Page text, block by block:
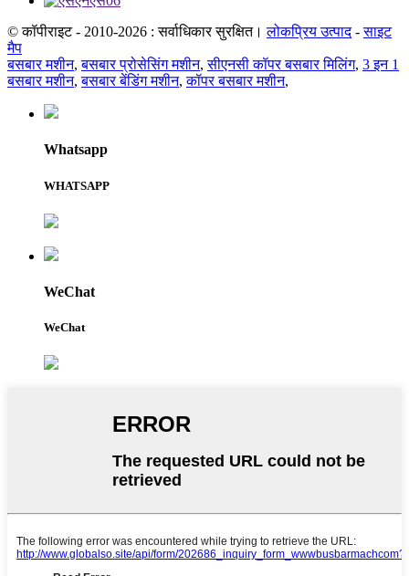
© कॉपीराइट - 2010-2026 : सर्वाधिकार सुरक्षित। लोकप्रिय उत्पाद-साइट
मैप
बसबार मशीन,बसबार प्रोसेसिंग मशीन,सीएनसी कॉपर बसबार मिलिंग, 3 इन 1
बसबार मशीन,बसबार बेंडिंग मशीन,कॉपर बसबार मशीन,
Whatsapp
WHATSAPP
WeChat
WeChat